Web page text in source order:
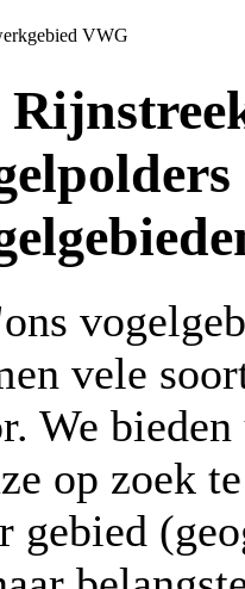
VWG
vele
We bieden
op zoek
gebied